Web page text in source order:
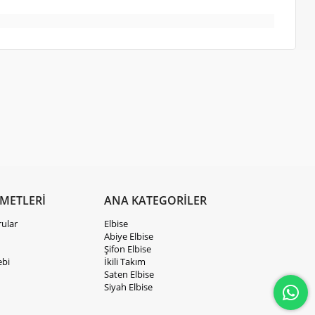
ANA KATEGORİLER
Elbise
Abiye Elbise
Şifon Elbise
İkili Takım
Saten Elbise
Siyah Elbise